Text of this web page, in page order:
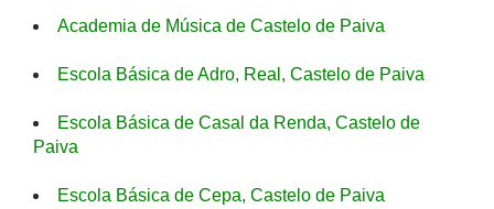
Academia de Música de Castelo de Paiva
Escola Básica de Adro, Real, Castelo de Paiva
Escola Básica de Casal da Renda, Castelo de
Paiva
Escola Básica de Cepa, Castelo de Paiva